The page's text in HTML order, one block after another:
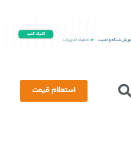
استعلام قیمت